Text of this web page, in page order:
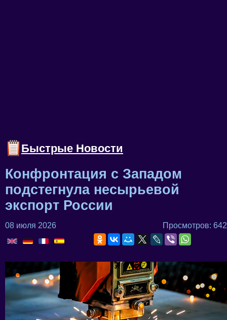
Быстрые Новости
Конфронтация с Западом
подстегнула несырьевой
экспорт России
08 июля 2026 Просмотров: 642